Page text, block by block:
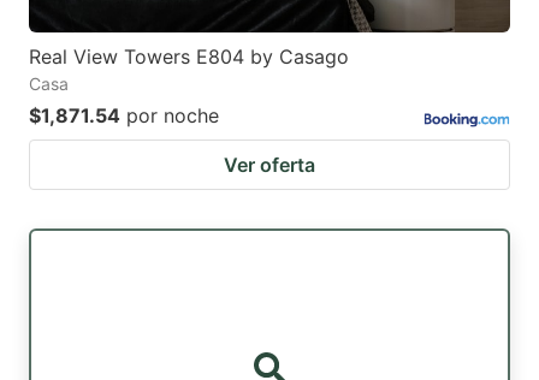
Real View Towers E804 by Casago
Casa
$1,871.54 por noche
Ver oferta